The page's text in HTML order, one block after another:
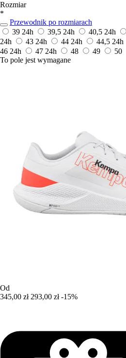
Rozmiar
*
Przewodnik po rozmiarach
39 24h 39,5 24h 40,5 24h
24h
43 24h 44 24h 44,5 24h
46 24h 47 24h 48 49
50
To pole jest wymagane
Od
345,00 zł 293,00 zł -15%